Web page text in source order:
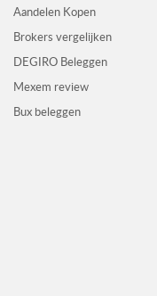
Aandelen Kopen
Brokers vergelijken
DEGIRO Beleggen
Mexem review
Bux beleggen